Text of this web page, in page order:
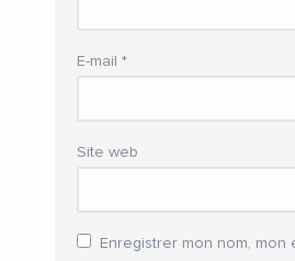
E-mail *
Site web
Enregistrer mon nom, mon